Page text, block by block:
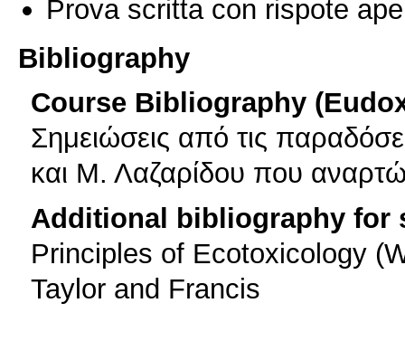
Prova scritta con rispote
Bibliography
Course Bibliography
Σημειώσεις από τις
και Μ. Λαζαρίδου που
Additional bibliography for
Principles of Ecotoxicology
Taylor and Francis